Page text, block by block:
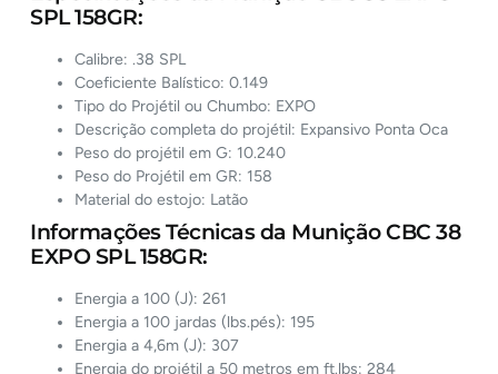
SPL 158GR:
Calibre: .38 SPL
Coeficiente Balístico: 0.149
Tipo do Projétil ou Chumbo: EXPO
Descrição completa do projétil: Expansivo Ponta Oca
Peso do projétil em G: 10.240
Peso do Projétil em GR: 158
Material do estojo: Latão
Informações Técnicas da Munição CBC 38
EXPO SPL 158GR:
Energia a 100 (J): 261
Energia a 100 jardas (lbs.pés): 195
Energia a 4,6m (J): 307
Energia do projétil a 50 metros em ft.lbs: 284